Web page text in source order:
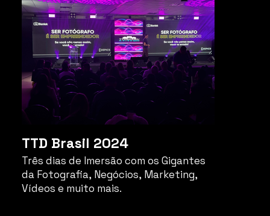
TTD Brasil 2024
Três dias de Imersão com os Gigantes
da Fotografia, Negócios, Marketing,
Vídeos e muito mais.